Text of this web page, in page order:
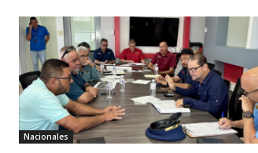
Nacionales